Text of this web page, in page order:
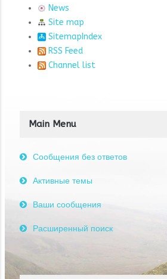
News
Site map
SitemapIndex
RSS Feed
Channel list
Main Menu
Сообщения без ответов
Активные темы
Ваши сообщения
Расширенный поиск